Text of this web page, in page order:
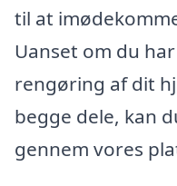
til at
Uanset om du
rengøring af dit
begge dele, kan
gennem vores